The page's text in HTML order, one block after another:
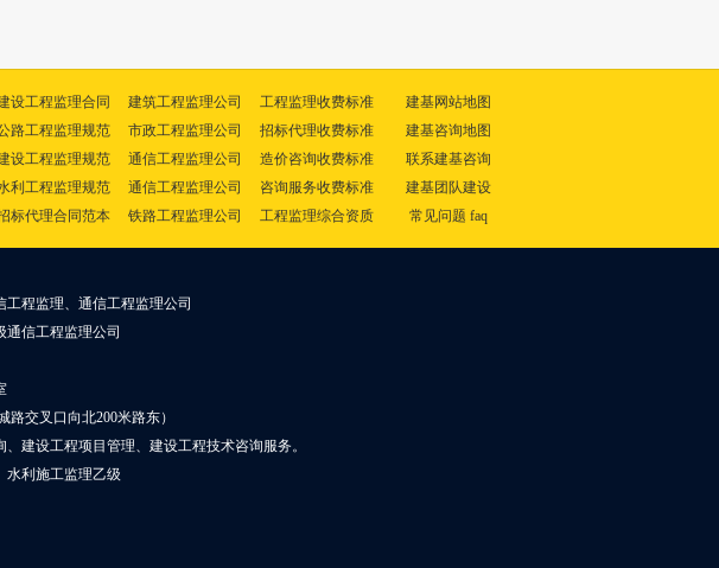
设工程监理合同
路工程监理规范
设工程监理规范
利工程监理规范
标代理合同范本
建筑工程监理公司
市政工程监理公司
通信工程监理公司
通信工程监理公司
铁路工程监理公司
工程监理收费标准
招标代理收费标准
造价咨询收费标准
咨询服务收费标准
工程监理综合资质
建基网站地图
建基咨询地图
联系建基咨询
建基团队建设
常见问题 faq
程监理、通信工程监理公司
信工程监理公司
交叉口向北200米路东）
建设工程项目管理、建设工程技术咨询服务。
水利施工监理乙级